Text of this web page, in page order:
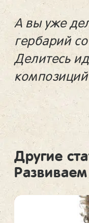
А вы уже
гербарий
Делитесь
Другие